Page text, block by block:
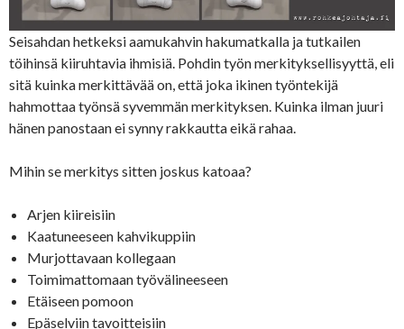
Seisahdan hetkeksi aamukahvin hakumatkalla ja tutkailen
töihinsä kiiruhtavia ihmisiä. Pohdin työn merkityksellisyyttä, eli
sitä kuinka merkittävää on, että joka ikinen työntekijä
hahmottaa työnsä syvemmän merkityksen. Kuinka ilman juuri
hänen panostaan ei synny rakkautta eikä rahaa.
Mihin se merkitys sitten joskus katoaa?
Arjen kiireisiin
Kaatuneeseen kahvikuppiin
Murjottavaan kollegaan
Toimimattomaan työvälineeseen
Etäiseen pomoon
Epäselviin tavoitteisiin